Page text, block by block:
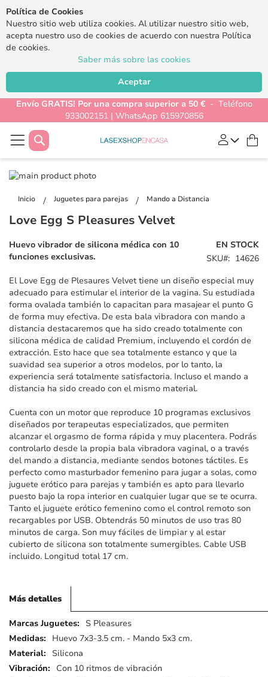
Política de Cookies
Nuestro sitio web utiliza cookies. Al utilizar nuestro sitio web,
acepta nuestro uso de cookies de acuerdo con nuestra Política
de cookies.
Saber más sobre las cookies
Aceptar
Envío GRATIS! Por una compra superior a 50 €- Teléfono
933002151 | WhatsApp 615970856
Buscar
Inicio Juguetes para parejas Mando a Distancia
Saltar
final
la
de
imágenes
de
galería
de
Love Egg S Pleasures Velvet
EN STOCK
SKU
14626
Huevo vibrador de silicona médica con 10
funciones exclusivas.
El Love Egg de Plesaures Velvet tiene un diseño especial muy
adecuado para estimular el interior de la vagina. Su estudiada
forma ovalada también lo capacitan para masajear el punto G
de forma muy efectiva. De esta bala vibradora con mando a
distancia destacaremos que ha sido creado totalmente con
silicona médica de calidad Premium, incluyendo el cordón de
extracción. Esto hace que sea totalmente estanco y que la
suavidad sea superior a otros modelos, por lo tanto, la
experiencia será totalmente satisfactoria. Incluso el mando a
distancia ha sido creado con el mismo material.
Cuenta con un motor que reproduce 10 programas exclusivos
diseñados por terapeutas especializados, que permiten
alcanzar el orgasmo de forma rápida y muy placentera. Podrás
controlarlo desde la propia bala vibradora vaginal, o a través
del mando a distancia, mediante sendos botones táctiles. Es
perfecto como masturbador femenino para jugar a solas, como
juguete erótico para parejas y también es apto para llevarlo
puesto bajo la ropa interior en cualquier lugar que se te ocurra.
Tanto el juguete erótico femenino como el control remoto son
recargables por USB. Obtendrás 50 minutos de uso tras 80
minutos de carga. Son muy fáciles de limpiar y al estar
cubierto de silicona son totalmente sumergibles. Cable USB
incluido. Longitud total 17 cm.
Más detalles
Más
detalles
S Pleasures
Huevo 7x3-3.5 cm. - Mando 5x3 cm.
Silicona
Con 10 ritmos de vibración